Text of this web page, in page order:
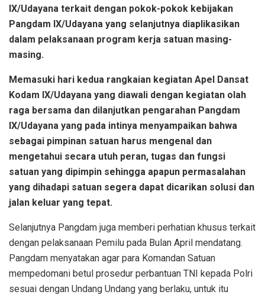
IX/Udayana terkait dengan pokok-pokok kebijakan
Pangdam lX/Udayana yang selanjutnya diaplikasikan
dalam pelaksanaan program kerja satuan masing-
masing.
Memasuki hari kedua rangkaian kegiatan Apel Dansat
Kodam IX/Udayana yang diawali dengan kegiatan olah
raga bersama dan dilanjutkan pengarahan Pangdam
IX/Udayana yang pada intinya menyampaikan bahwa
sebagai pimpinan satuan harus mengenal dan
mengetahui secara utuh peran, tugas dan fungsi
satuan yang dipimpin sehingga apapun permasalahan
yang dihadapi satuan segera dapat dicarikan solusi dan
jalan keluar yang tepat.
Selanjutnya Pangdam juga memberi perhatian khusus terkait
dengan pelaksanaan Pemilu pada Bulan April mendatang.
Pangdam menyatakan agar para Komandan Satuan
mempedomani betul prosedur perbantuan TNI kepada Polri
sesuai dengan Undang Undang yang berlaku, untuk itu